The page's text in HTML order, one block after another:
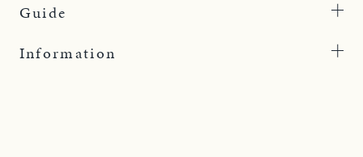
Guide
Information